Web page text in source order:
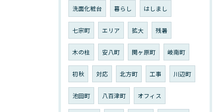
洗面化粧台 暮らし はしまし
七宗町 エリア 拡大 残暑
木の柱 安八町 関ヶ原町 岐南町
初秋 対応 北方町 工事 川辺町
池田町 八百津町 オフィス